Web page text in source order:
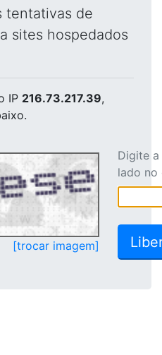
tentativas de
sites hospedados
IP 216.73.217.39,
[trocar imagem]
Digite
lado no